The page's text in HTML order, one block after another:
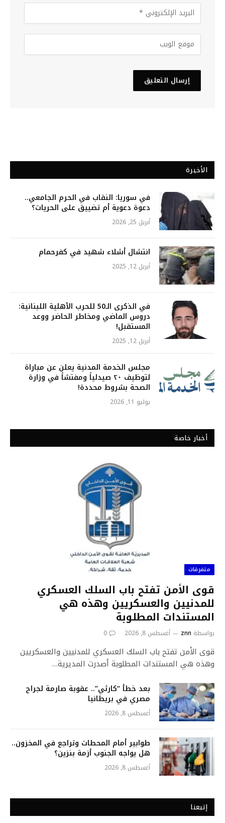
الأخيرة
في سوريا: النقاب في الحرم الجامعي..
دعوة دعوية أم تضييق على الحريات؟
أبريل 25, 2026
انتشال أشلاء شهيد في كفرحمام
أبريل 12, 2025
في الذكرى الـ50 للحرب الأهلية اللبنانية:
دروس الماضي ومخاطر الحاضر ووعد
المستقبل!
أبريل 12, 2025
مجلس الخدمة المدنية يعلن عن مباراة
لتوظيف ٢٠ صيدلياً ومفتشاً في وزارة
الصحة بشروط محددة!
يوليو 11, 2026
أخبار خاصة
متفرقات
قوى الأمن تفتح باب السلك العسكري
للمدنيين والعسكريين وهذه هي
المستندات المطلوبة
بواسطة znn أغسطس 8, 2026 0
قوى الأمن تفتح باب السلك العسكري للمدنيين والعسكريين
وهذه هي المستندات المطلوبة أصدرت المديرية…
بعد خطأ “كارثي”.. عقوبة صارمة لجراح
مصري في بريطانيا
أغسطس 8, 2026
طوابير أمام المحطات وتراجع في المخزون..
هل يواجه الجنوب أزمة بنزين؟
أغسطس 8, 2026
إتبعنا